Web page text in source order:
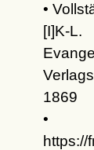
•
[I]K-
1869
•